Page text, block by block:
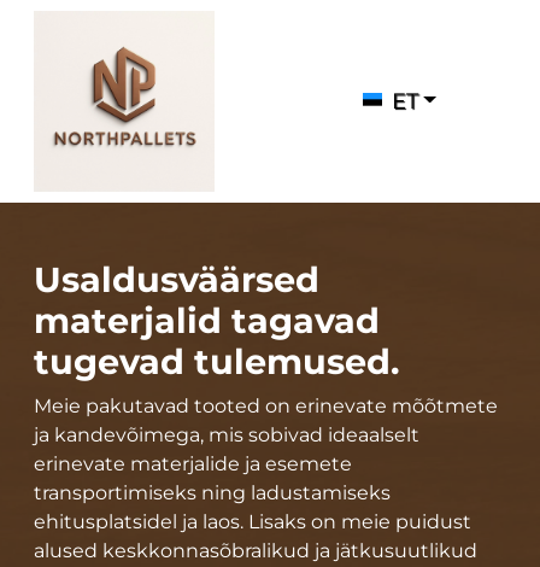
ET
Usaldusväärsed
materjalid tagavad
tugevad tulemused.
Meie pakutavad tooted on erinevate mõõtmete
ja kandevõimega, mis sobivad ideaalselt
erinevate materjalide ja esemete
transportimiseks ning ladustamiseks
ehitusplatsidel ja laos. Lisaks on meie puidust
alused keskkonnasõbralikud ja jätkusuutlikud